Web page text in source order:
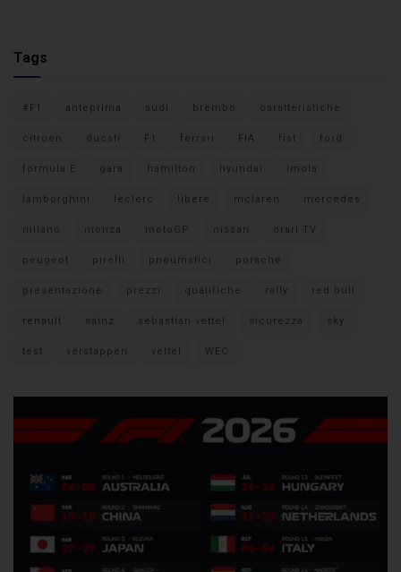
Tags
#F1 anteprima audi brembo caratteristiche
citroen ducati F1 ferrari FIA fiat ford
formula E gara hamilton hyundai imola
lamborghini leclerc libere mclaren mercedes
milano monza motoGP nissan orari TV
peugeot pirelli pneumatici porsche
presentazione prezzi qualifiche rally red bull
renault sainz sebastian vettel sicurezza sky
test verstappen vettel WEC